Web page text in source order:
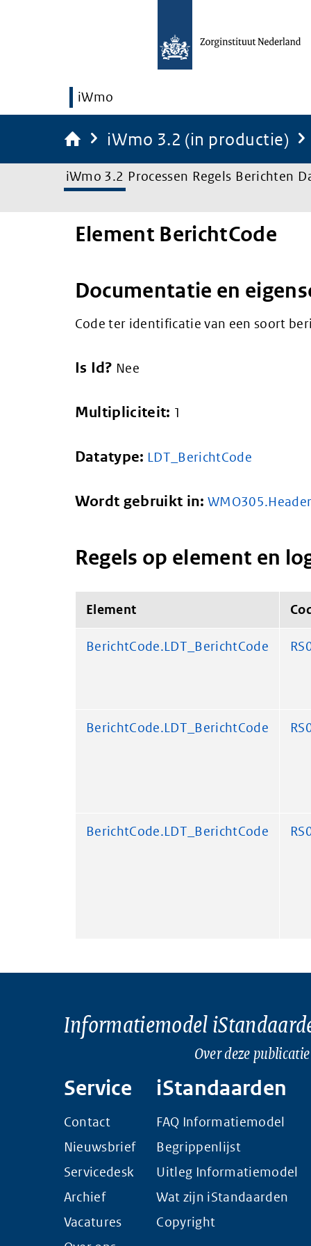
iWmo
iWmo 3.2 (in productie)
iWmo 3.2 Processen Regels Berichten
Element BerichtCode
Documentatie en
Code ter identificatie van een soort
Is Id? Nee
Multipliciteit: 1
Datatype: LDT_BerichtCode
Wordt gebruikt in:
Regels op element en
Element
BerichtCode.LDT_BerichtCode
BerichtCode.LDT_BerichtCode
BerichtCode.LDT_BerichtCode
Informatiemodel
Over deze publicatie
Service
Contact
Nieuwsbrief
Servicedesk
Archief
Vacatures
iStandaarden
FAQ Informatiemodel
Begrippenlijst
Uitleg Informatiemodel
Wat zijn iStandaarden
Copyright